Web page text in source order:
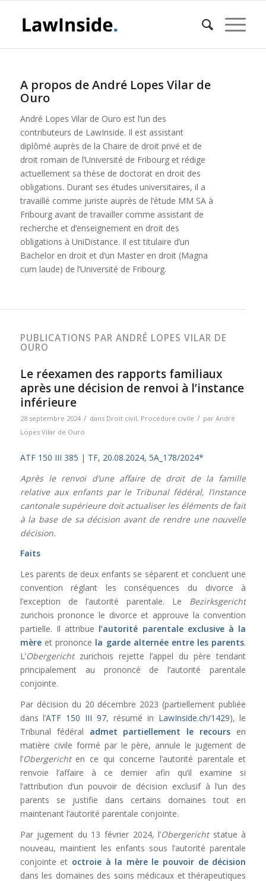
A propos deAndré Lopes Vilar de
Ouro
André Lopes Vilar de Ouro est l’un des
contributeurs de LawInside. Il est assistant
diplômé auprès de la Chaire de droit privé et de
droit romain de l’Université de Fribourg et rédige
actuellement sa thèse de doctorat en droit des
obligations. Durant ses études universitaires, il a
travaillé comme juriste auprès de l’étude MM SA à
Fribourg avant de travailler comme assistant de
recherche et d’enseignement en droit des
obligations à UniDistance. Il est titulaire d’un
Bachelor en droit et d’un Master en droit (Magna
cum laude) de l’Université de Fribourg.
PUBLICATIONS PAR ANDRÉ LOPES VILAR DE
OURO
Le réexamen des rapports familiaux
après une décision de renvoi à l’instance
inférieure
28 septembre 2024 / dans Droit civil, Procédure civile / par André
Lopes Vilar de Ouro
ATF 150 III 385 | TF, 20.08.2024, 5A_178/2024*
Après le renvoi d’une affaire de droit de la famille
relative aux enfants par le Tribunal fédéral, l’instance
cantonale supérieure doit actualiser les éléments de fait
à la base de sa décision avant de rendre une nouvelle
décision.
Faits
Les parents de deux enfants se séparent et concluent une
convention réglant les conséquences du divorce à
l’exception de l’autorité parentale. Le Bezirksgericht
zurichois prononce le divorce et approuve la convention
partielle. Il attribue l’autorité parentale exclusive à la
mèreet prononce la garde alternée entre les parents.
L’Obergerichtzurichois rejette l’appel du père tendant
principalement au prononcé de l’autorité parentale
conjointe.
Par décision du 20 décembre 2023 (partiellement publiée
dans l’ATF 150 III 97, résumé in LawInside.ch/1429), le
Tribunal fédéral admet partiellement le recours en
matière civile formé par le père, annule le jugement de
l’Obergerichten ce qui concerne l’autorité parentale et
renvoie l’affaire à ce dernier afin qu’il examine si
l’attribution d’un pouvoir de décision exclusif à l’un des
parents se justifie dans certains domaines tout en
maintenant l’autorité parentale conjointe.
Par jugement du 13 février 2024, l’Obergerichtstatue à
nouveau, maintient les enfants sous l’autorité parentale
conjointe et octroie à la mère le pouvoir de décision
dans les domaines des soins médicaux et thérapeutiques